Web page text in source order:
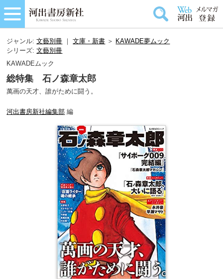
ジャンル:文藝別冊 ｜文庫・新書 ＞ KAWADE夢ムック
シリーズ:文藝別冊
KAWADEムック
総特集 石ノ森章太郎
萬画の天才、誰がために闘う。
河出書房新社編集部 編